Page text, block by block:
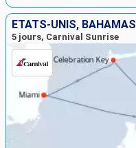
ÉTATS-UNIS, BAHAMAS
5 jours, Carnival Sunrise